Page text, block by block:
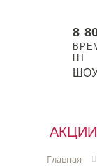
8
ПТ
АКЦИИ
Главная